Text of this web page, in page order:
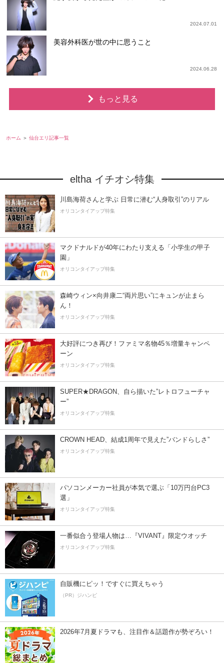
2024.07.01
美容外科医が世の中に思うこと
2024.06.28
もっと見る
ホーム 仙台エリ記事一覧
eltha イチオシ特集
川島海荷さんと学ぶ 日常に潜む“人身取引”のリアル
オリコンタイアップ特集
マクドナルドが40年にわたり支える「小学生の甲子
園」
オリコンタイアップ特集
森崎ウィン×向井康二“両片思い”にキュンが止まら
ん！
オリコンタイアップ特集
大好評につき再び！ファミマ名物45％増量キャンペ
ーン
オリコンタイアップ特集
SUPER★DRAGON、自ら描いた”レトロフューチャ
ー”
オリコンタイアップ特集
CROWN HEAD、結成1周年で見えた”バンドらしさ”
オリコンタイアップ特集
パソコンメーカー社員が本気で選ぶ「10万円台PC3
選」
オリコンタイアップ特集
一番似合う登場人物は…『VIVANT』限定ウオッチ
オリコンタイアップ特集
自販機にピッ！ですぐに買えちゃう
（PR）ジハンピ
2026年7月夏ドラマも、注目作＆話題作が勢ぞろい！